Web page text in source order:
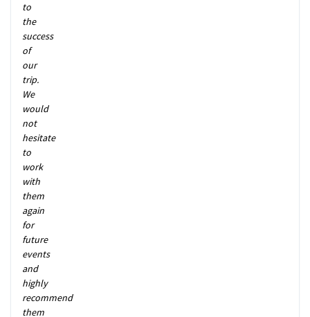
to
the
success
of
our
trip.
We
would
not
hesitate
to
work
with
them
again
for
future
events
and
highly
recommend
them